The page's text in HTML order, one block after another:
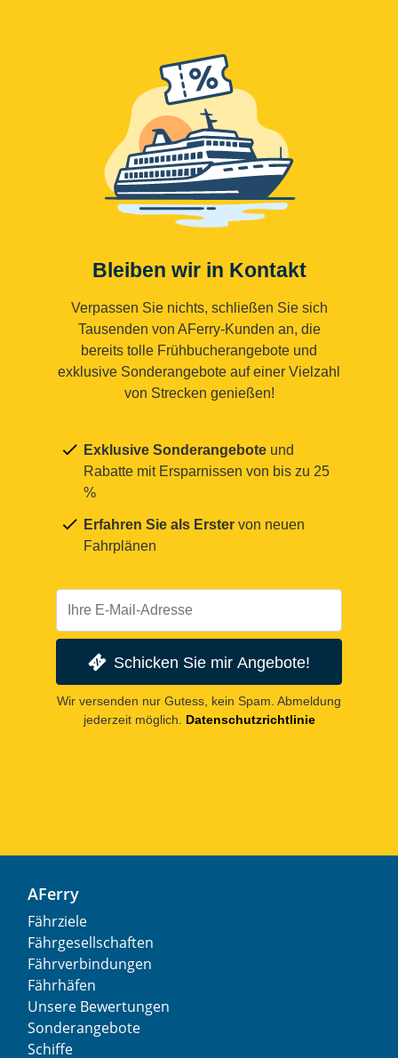
Bleiben wir in Kontakt
Verpassen Sie nichts, schließen Sie sich
Tausenden von AFerry-Kunden an, die
bereits tolle Frühbucherangebote und
exklusive Sonderangebote auf einer Vielzahl
von Strecken genießen!
Exklusive Sonderangebote und
Rabatte mit Ersparnissen von bis zu 25
%
Erfahren Sie als Erster von neuen
Fahrplänen
Schicken Sie mir Angebote!
Wir versenden nur Gutess, kein Spam. Abmeldung
jederzeit möglich.
Datenschutzrichtlinie
AFerry
Fährziele
Fährgesellschaften
Fährverbindungen
Fährhäfen
Unsere Bewertungen
Sonderangebote
Schiffe